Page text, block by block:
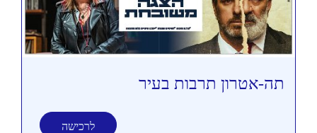
תה-אטרון תרבות בעיר
לרכישה